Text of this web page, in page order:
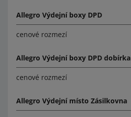
Allegro Výdejní boxy DPD
cenové rozmezí
Allegro Výdejní boxy DPD dobírka
cenové rozmezí
Allegro Výdejní místo Zásilkovna